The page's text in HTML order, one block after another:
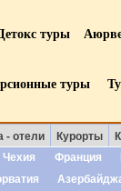
туры
туры
- отели Курорты
Чехия Франция